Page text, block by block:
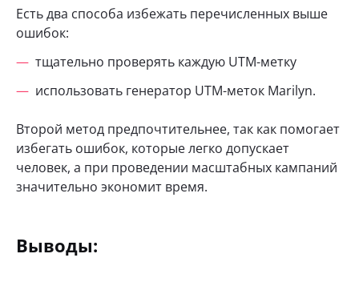
Есть два способа избежать перечисленных выше
ошибок:
тщательно проверять каждую UTM-метку
использовать генератор UTM-меток Marilyn.
Второй метод предпочтительнее, так как помогает
избегать ошибок, которые легко допускает
человек, а при проведении масштабных кампаний
значительно экономит время.
Выводы: